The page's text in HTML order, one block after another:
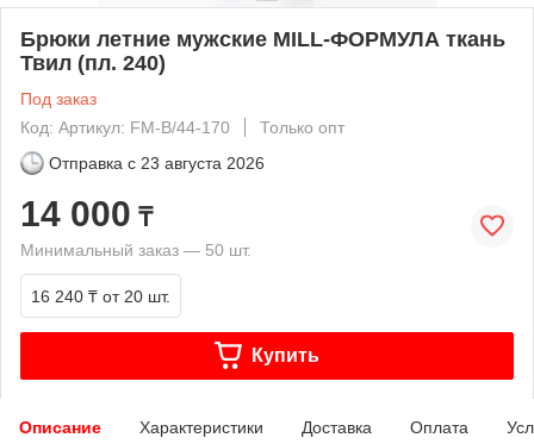
Брюки летние мужские MILL-ФОРМУЛА ткань
Твил (пл. 240)
Под заказ
Код: Артикул: FM-B/44-170
Только опт
Отправка с 23 августа 2026
14 000 ₸
Минимальный заказ — 50 шт.
16 240 ₸ от 20 шт.
Купить
Описание Характеристики Доставка Оплата